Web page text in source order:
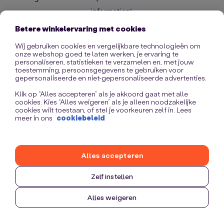
information).
Betere winkelervaring met cookies
Wij gebruiken cookies en vergelijkbare technologieën om
onze webshop goed te laten werken, je ervaring te
personaliseren, statistieken te verzamelen en, met jouw
toestemming, persoonsgegevens te gebruiken voor
gepersonaliseerde en niet-gepersonaliseerde advertenties.
Klik op “Alles accepteren” als je akkoord gaat met alle
cookies. Kies “Alles weigeren” als je alleen noodzakelijke
cookies wilt toestaan, of stel je voorkeuren zelf in. Lees
meer in ons cookiebeleid
Zelf instellen
Alles weigeren
Alles accepteren